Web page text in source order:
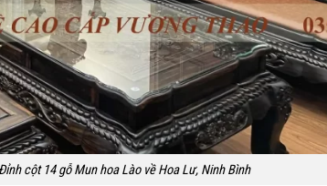
cột 14 gỗ Mun hoa Lào về Hoa Lư, Ninh Bình